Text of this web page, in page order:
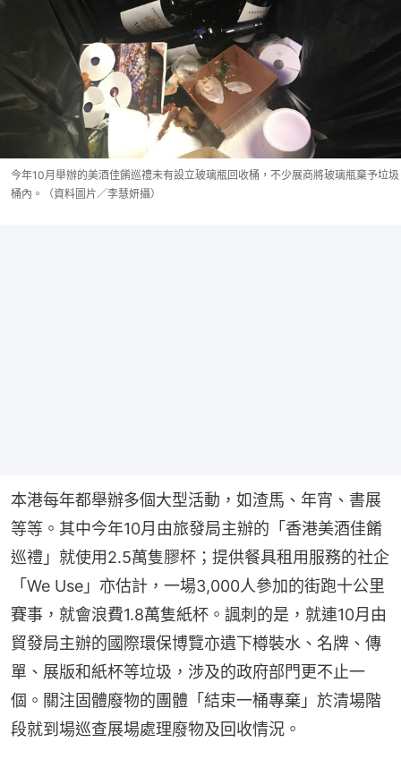
今年10月舉辦的美酒佳餚巡禮未有設立玻璃瓶回收桶，不少展商將玻璃瓶棄予垃圾
桶內。（資料圖片／李慧妍攝）
本港每年都舉辦多個大型活動，如渣馬、年宵、書展
等等。其中今年10月由旅發局主辦的「香港美酒佳餚
巡禮」就使用2.5萬隻膠杯；提供餐具租用服務的社企
「We Use」亦估計，一場3,000人參加的街跑十公里
賽事，就會浪費1.8萬隻紙杯。諷刺的是，就連10月由
貿發局主辦的國際環保博覽亦遺下樽裝水、名牌、傳
單、展版和紙杯等垃圾，涉及的政府部門更不止一
個。關注固體廢物的團體「結束一桶專棄」於清場階
段就到場巡查展場處理廢物及回收情況。